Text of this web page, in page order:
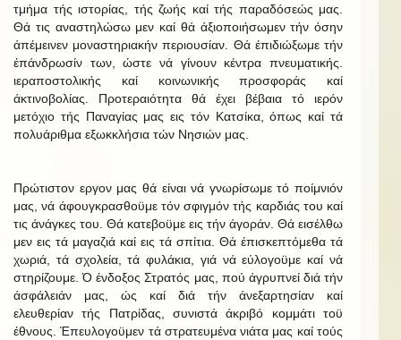
τμήμα τής ιστορίας, τής ζωής καί τής παραδόσεώς μας.
Θά τις αναστηλώσω μεν καί θά άξιοποιήσωμεν τήν όσην
άπέμεινεν μοναστηριακήν περιουσίαν. Θά έπιδιώξωμε τήν
έπάνδρωσίν των, ώστε νά γίνουν κέντρα πνευματικής.
ιεραποστολικής καί κοινωνικής προσφοράς καί
άκτινοβολίας. Προτεραιότητα θά έχει βέβαια τό ιερόν
μετόχιο τής Παναγίας μας εις τόν Κατσίκα, όπως καί τά
πολυάριθμα εξωκκλήσια τών Νησιών μας.
Πρώτιστον εργον μας θά είναι νά γνωρίσωμε τό ποίμνιόν
μας, νά άφουγκρασθοϋμε τόν σφιγμόν τής καρδιάς του καί
τις άνάγκες του. Θά κατεβοϋμε εις τήν άγοράν. Θά εισέλθω
μεν εις τά μαγαζιά καί εις τά σπίτια. Θά έπισκεπτόμεθα τά
χωριά, τά σχολεία, τά φυλάκια, γιά νά εύλογοϋμε καί νά
στηρίζουμε. Ό ένδοξος Στρατός μας, πού άγρυπνεί διά τήν
άσφάλειάν μας, ώς καί διά τήν άνεξαρτησίαν καί
ελευθερίαν τής Πατρίδας, συνιστά άκριβό κομμάτι τοϋ
έθνους. Έπευλογοϋμεν τά στρατευμένα νιάτα μας καί τούς